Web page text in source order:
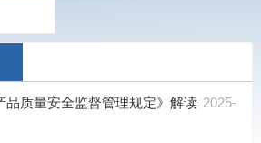
品质量安全监督管理规定》解读 2025-